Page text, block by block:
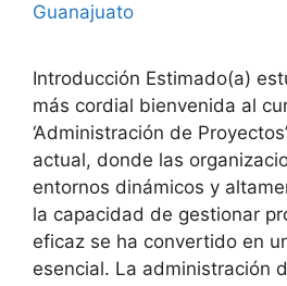
Guanajuato
Introducción Estimado(a)
más cordial bienvenida al
‘Administración de
actual, donde las
entornos dinámicos y
la capacidad de gestionar
eficaz se ha convertido en
esencial. La administración